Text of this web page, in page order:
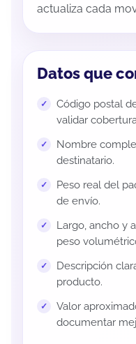
actualiza cada
Datos que
Código postal
validar
Nombre
destinatario.
Peso real del
de envío.
Largo, ancho y
peso
Descripción
producto.
Valor
documentar